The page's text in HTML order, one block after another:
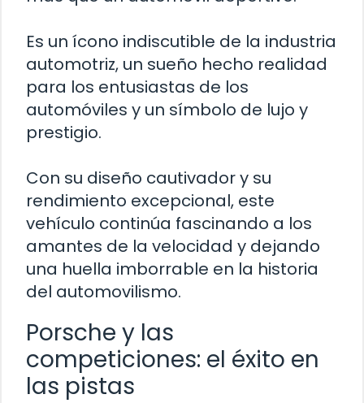
Es un ícono indiscutible de la industria
automotriz, un sueño hecho realidad
para los entusiastas de los
automóviles y un símbolo de lujo y
prestigio.
Con su diseño cautivador y su
rendimiento excepcional, este
vehículo continúa fascinando a los
amantes de la velocidad y dejando
una huella imborrable en la historia
del automovilismo.
Porsche y las
competiciones: el éxito en
las pistas